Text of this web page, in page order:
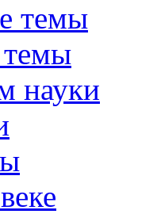
темы
темы
науки